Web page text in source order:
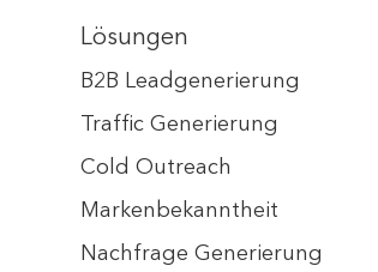
Lösungen
B2B Leadgenerierung
Traffic Generierung
Cold Outreach
Markenbekanntheit
Nachfrage Generierung